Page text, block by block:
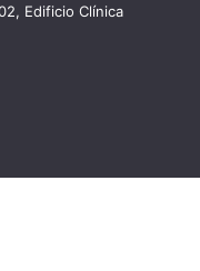
Edificio Clínica